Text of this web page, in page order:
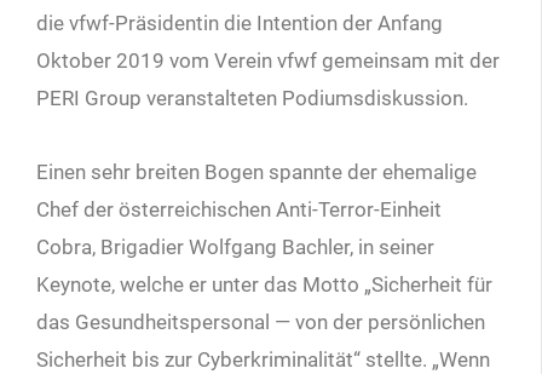
die vfwf-Präsidentin die Intention der Anfang
Oktober 2019 vom Verein vfwf gemeinsam mit der
PERI Group veranstalteten Podiumsdiskussion.
Einen sehr breiten Bogen spannte der ehemalige
Chef der österreichischen Anti-Terror-Einheit
Cobra, Brigadier Wolfgang Bachler, in seiner
Keynote, welche er unter das Motto „Sicherheit für
das Gesundheitspersonal — von der persönlichen
Sicherheit bis zur Cyberkriminalität“ stellte. „Wenn